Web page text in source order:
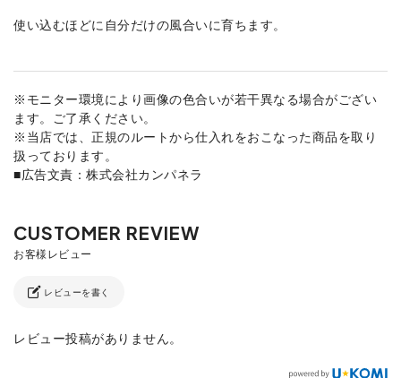
使い込むほどに自分だけの風合いに育ちます。
※モニター環境により画像の色合いが若干異なる場合がござい
ます。ご了承ください。
※当店では、正規のルートから仕入れをおこなった商品を取り
扱っております。
■広告文責：株式会社カンパネラ
レビューを書く
レビュー投稿がありません。